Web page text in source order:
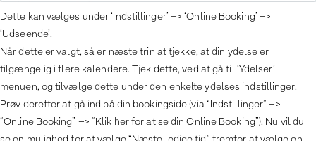
Dette kan vælges under ‘Indstillinger’ –> ‘Online Booking’ –>
‘Udseende’.
Når dette er valgt, så er næste trin at tjekke, at din ydelse er
tilgængelig i flere kalendere. Tjek dette, ved at gå til ‘Ydelser’-
menuen, og tilvælge dette under den enkelte ydelses indstillinger.
Prøv derefter at gå ind på din bookingside (via “Indstillinger” –>
“Online Booking” –> “Klik her for at se din Online Booking”). Nu vil du